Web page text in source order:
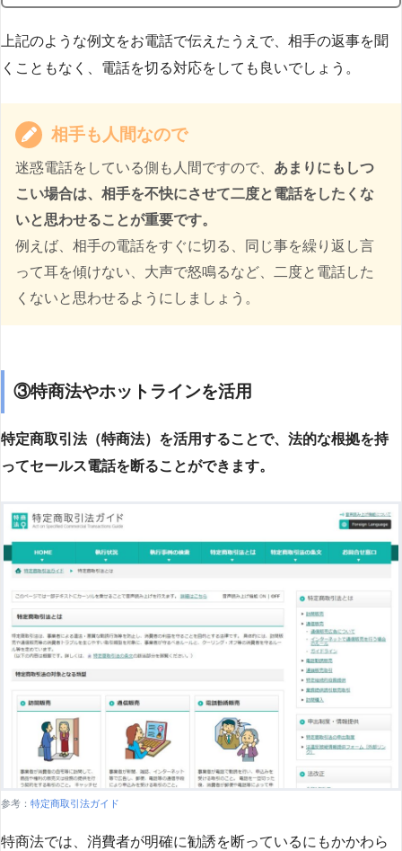
上記のような例文をお電話で伝えたうえで、相手の返事を聞
くこともなく、電話を切る対応をしても良いでしょう。
相手も人間なので
迷惑電話をしている側も人間ですので、 あまりにもしつ
こい場合は、相手を不快にさせて二度と電話をしたくな
いと思わせることが重要です。
例えば、相手の電話をすぐに切る、同じ事を繰り返し言
って耳を傾けない、大声で怒鳴るなど、二度と電話した
くないと思わせるようにしましょう。
③特商法やホットラインを活用
特定商取引法（特商法）を活用することで、法的な根拠を持
ってセールス電話を断ることができます。
参考： 特定商取引法ガイド
特商法では、消費者が明確に勧誘を断っているにもかかわら